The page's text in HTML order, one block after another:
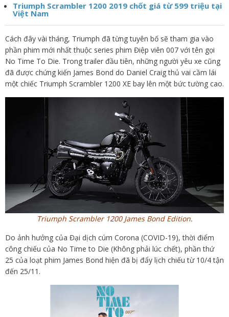
Triumph Scrambler 1200 2019 chốt giá từ 599 triệu tại
Việt Nam
Cách đây vài tháng, Triumph đã từng tuyên bố sẽ tham gia vào
phần phim mới nhất thuộc series phim Điệp viên 007 với tên gọi
No Time To Die. Trong trailer đầu tiên, những người yêu xe cũng
đã được chứng kiến James Bond do Daniel Craig thủ vai cầm lái
một chiếc Triumph Scrambler 1200 XE bay lên một bức tường cao.
Triumph Scrambler 1200 James Bond Edition.
Do ảnh hưởng của Đại dịch cúm Corona (COVID-19), thời điểm
công chiếu của No Time to Die (Không phải lúc chết), phần thứ
25 của loạt phim James Bond hiện đã bị đẩy lịch chiếu từ 10/4 tận
đến 25/11.